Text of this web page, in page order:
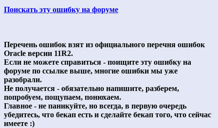
Поискать эту ошибку на форуме
Перечень ошибок взят из официального перечня ошибок
Oracle версии 11R2.
Если не можете справиться - поищите эту ошибку на
форуме по ссылке выше, многие ошибки мы уже
разобрали.
Не получается - обязательно напишите, разберем,
попробуем, пощупаем, понюхаем.
Главное - не паникуйте, но всегда, в первую очередь
убедитесь, что бекап есть и сделайте бекап того, что сейчас
имеете :)